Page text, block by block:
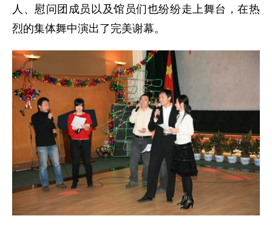
人、慰问团成员以及馆员们也纷纷走上舞台，在热
烈的集体舞中演出了完美谢幕。